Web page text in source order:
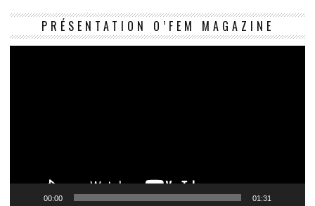
PRÉSENTATION O’FEM MAGAZINE
00:00 01:31